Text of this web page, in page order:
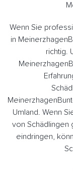
Wenn Sie
in
richtig.
Umland. Wenn
von Schädlingen
eindringen,